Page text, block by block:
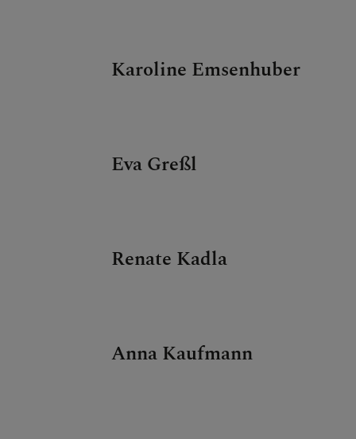
Karoline Emsenhuber
Eva Greßl
Renate Kadla
Anna Kaufmann